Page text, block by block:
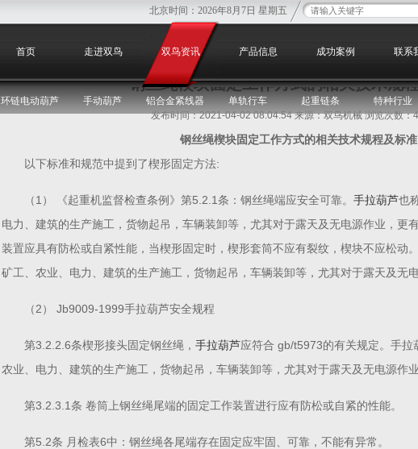
北京时间： 2026年8月7日 星期五
首页 走进双鸟 双鸟资讯 产品信息 成功案例 联系
环链电动葫芦 手动葫芦 铝合金紧线器 单轨行车 起重链条 特种行业
您现在
钢丝绳楔块固定工作方式的相关技术规
发布时间：2021-04-02 08:04:54 来源：双鸟机械 浏览次数：
钢丝绳楔块固定工作方式的相关技术规程及标准
以下标准和规范中提到了楔形固定方法:
（1） 《起重机监督检查条例》第5.2.1条：钢丝绳端应安全可靠。 手拉葫芦也
电力、建筑的生产施工，货物起吊，车辆装卸等，尤其对于露天及无电源作业，更
装置应具有防松或自紧性能，当楔形固定时，楔形套筒不应有裂纹，楔块不应松动
矿工、农业、电力、建筑的生产施工，货物起吊，车辆装卸等，尤其对于露天及无
（2） Jb9009-1999手拉葫芦安全规程
第3.2.2.6条楔形接头固定钢丝绳， 手拉葫芦应符合 gb/t5973的有关规定。手拉
农业、电力、建筑的生产施工，货物起吊，车辆装卸等，尤其对于露天及无电源作
第3.2.3.1条 卷筒上钢丝绳尾端的固定工作装置进行应有防松或自紧的性能。
第5.2条 月检表6中：钢丝绳各尾端存在固定应牢固、可靠，不能有异常。